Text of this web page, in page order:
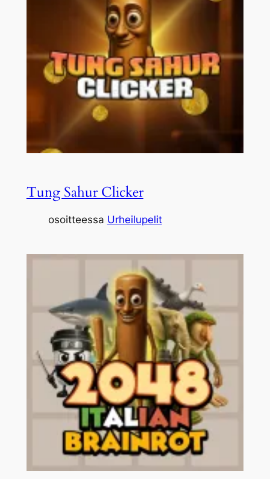
Tung Sahur Clicker
osoitteessa Urheilupelit